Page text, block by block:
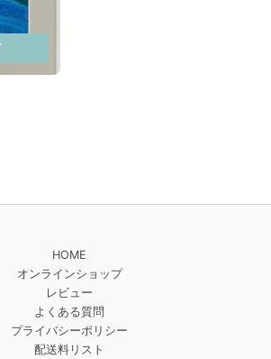
HOME
オンラインショップ
レビュー
よくある質問
プライバシーポリシー
配送料リスト